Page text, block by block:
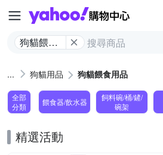
狗貓餵食
狗貓用品 狗貓餵食用品
全部
分類
餵食器/飲水器
飼料碗/桶/鏟/
碗架
精選活動